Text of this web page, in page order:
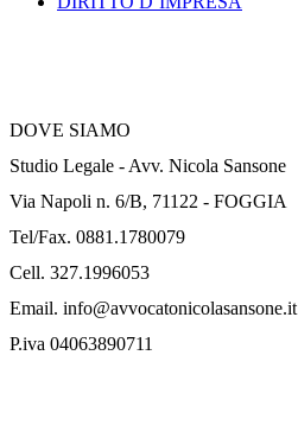
DOVE SIAMO
Studio Legale - Avv. Nicola Sansone
Via Napoli n. 6/B, 71122 - FOGGIA
Tel/Fax. 0881.1780079
Cell. 327.1996053
Email. info@avvocatonicolasansone.it
P.iva 04063890711